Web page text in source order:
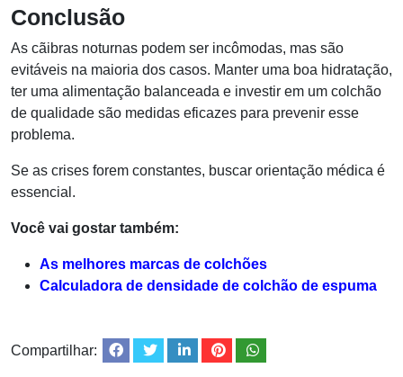
Conclusão
As cãibras noturnas podem ser incômodas, mas são
evitáveis na maioria dos casos. Manter uma boa hidratação,
ter uma alimentação balanceada e investir em um colchão
de qualidade são medidas eficazes para prevenir esse
problema.
Se as crises forem constantes, buscar orientação médica é
essencial.
Você vai gostar também:
As melhores marcas de colchões
Calculadora de densidade de colchão de espuma
Compartilhar: